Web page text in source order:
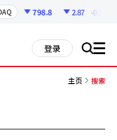
798.8 2.87 -0.36%
登录 搜 all
主页 搜索